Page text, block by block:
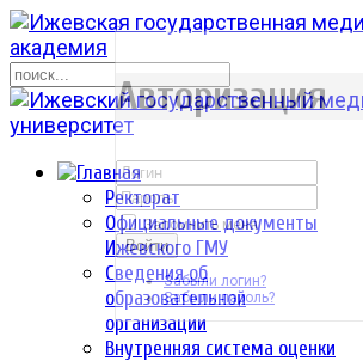
Ректорат
Официальные документы
Ижевского ГМУ
Сведения об
образовательной
организации
Внутренняя система оценки
р
Авторизация
Запомнить меня
Войти
Забыли логин?
Забыли пароль?